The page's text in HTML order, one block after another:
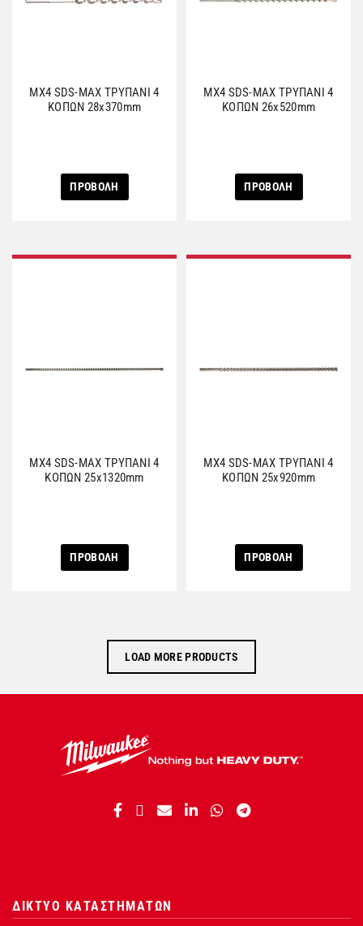
MX4 SDS-MAX ΤΡΥΠΑΝΙ 4
ΚΟΠΩΝ 28x370mm
ΠΡΟΒΟΛΗ
MX4 SDS-MAX ΤΡΥΠΑΝΙ 4
ΚΟΠΩΝ 26x520mm
ΠΡΟΒΟΛΗ
MX4 SDS-MAX ΤΡΥΠΑΝΙ 4
ΚΟΠΩΝ 25x1320mm
ΠΡΟΒΟΛΗ
MX4 SDS-MAX ΤΡΥΠΑΝΙ 4
ΚΟΠΩΝ 25x920mm
ΠΡΟΒΟΛΗ
LOAD MORE PRODUCTS
ΔΙΚΤΥΟ ΚΑΤΑΣΤΗΜΑΤΩΝ